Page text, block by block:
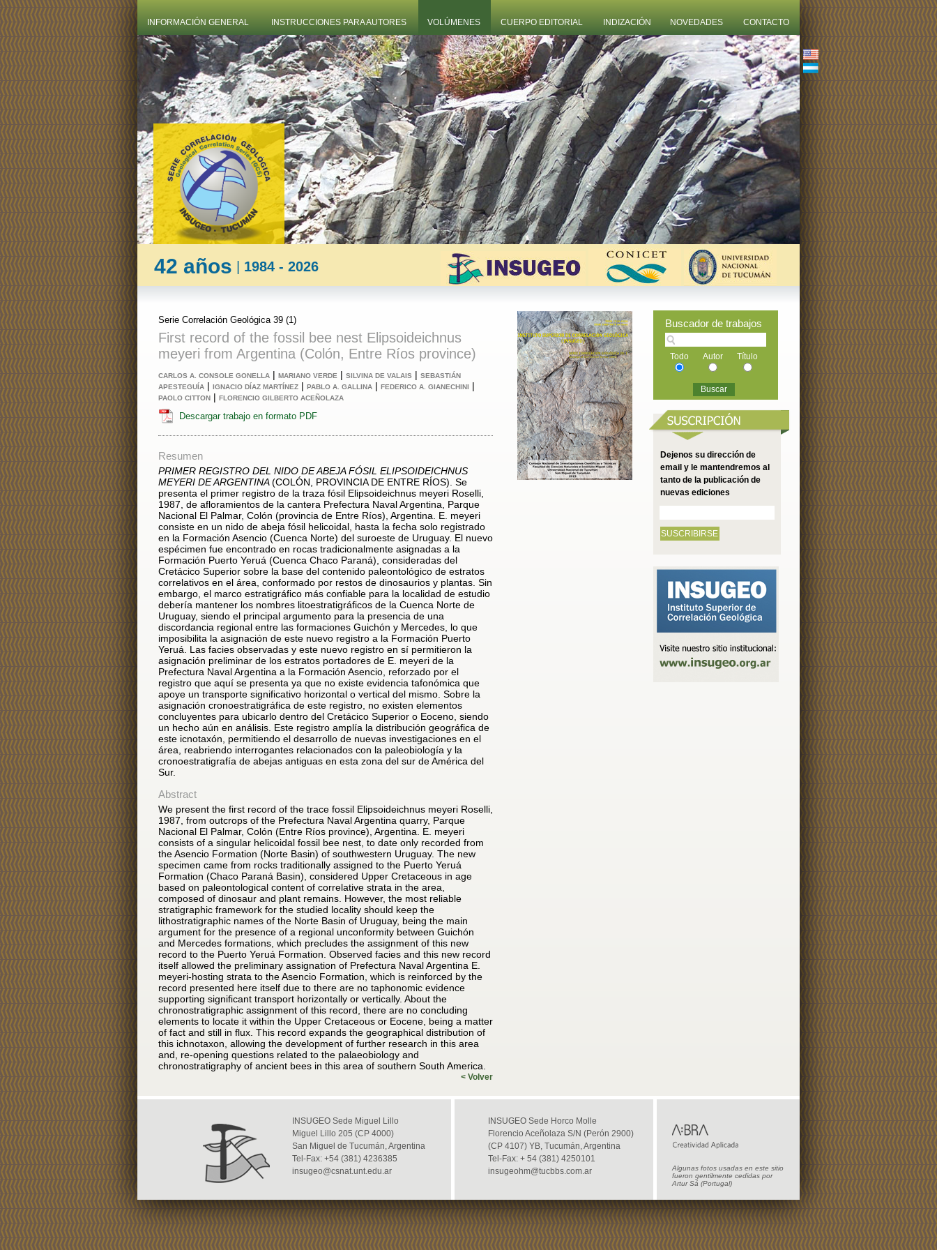
INFORMACIÓN GENERAL INSTRUCCIONES PARA AUTORES VOLÚMENES CUERPO EDITORIAL INDIZACIÓN NOVEDADES CONTACTO
42 años | 1984 - 2026
Serie Correlación Geológica 39 (1)
First record of the fossil bee nest Elipsoideichnus
meyeri from Argentina (Colón, Entre Ríos province)
CARLOS A. CONSOLE GONELLA | MARIANO VERDE | SILVINA DE VALAIS | SEBASTIÁN
APESTEGUÍA | IGNACIO DÍAZ MARTÍNEZ | PABLO A. GALLINA | FEDERICO A. GIANECHINI |
PAOLO CITTON | FLORENCIO GILBERTO ACEÑOLAZA
Descargar trabajo en formato PDF
Resumen
PRIMER REGISTRO DEL NIDO DE ABEJA FÓSIL ELIPSOIDEICHNUS
MEYERI DE ARGENTINA(COLÓN, PROVINCIA DE ENTRE RÍOS). Se
presenta el primer registro de la traza fósil Elipsoideichnus meyeri Roselli,
1987, de afloramientos de la cantera Prefectura Naval Argentina, Parque
Nacional El Palmar, Colón (provincia de Entre Ríos), Argentina. E. meyeri
consiste en un nido de abeja fósil helicoidal, hasta la fecha solo registrado
en la Formación Asencio (Cuenca Norte) del suroeste de Uruguay. El nuevo
espécimen fue encontrado en rocas tradicionalmente asignadas a la
Formación Puerto Yeruá (Cuenca Chaco Paraná), consideradas del
Cretácico Superior sobre la base del contenido paleontológico de estratos
correlativos en el área, conformado por restos de dinosaurios y plantas. Sin
embargo, el marco estratigráfico más confiable para la localidad de estudio
debería mantener los nombres litoestratigráficos de la Cuenca Norte de
Uruguay, siendo el principal argumento para la presencia de una
discordancia regional entre las formaciones Guichón y Mercedes, lo que
imposibilita la asignación de este nuevo registro a la Formación Puerto
Yeruá. Las facies observadas y este nuevo registro en sí permitieron la
asignación preliminar de los estratos portadores de E. meyeri de la
Prefectura Naval Argentina a la Formación Asencio, reforzado por el
registro que aquí se presenta ya que no existe evidencia tafonómica que
apoye un transporte significativo horizontal o vertical del mismo. Sobre la
asignación cronoestratigráfica de este registro, no existen elementos
concluyentes para ubicarlo dentro del Cretácico Superior o Eoceno, siendo
un hecho aún en análisis. Este registro amplía la distribución geográfica de
este icnotaxón, permitiendo el desarrollo de nuevas investigaciones en el
área, reabriendo interrogantes relacionados con la paleobiología y la
cronoestratigrafía de abejas antiguas en esta zona del sur de América del
Sur.
Abstract
We present the first record of the trace fossil Elipsoideichnus meyeri Roselli,
1987, from outcrops of the Prefectura Naval Argentina quarry, Parque
Nacional El Palmar, Colón (Entre Ríos province), Argentina. E. meyeri
consists of a singular helicoidal fossil bee nest, to date only recorded from
the Asencio Formation (Norte Basin) of southwestern Uruguay. The new
specimen came from rocks traditionally assigned to the Puerto Yeruá
Formation (Chaco Paraná Basin), considered Upper Cretaceous in age
based on paleontological content of correlative strata in the area,
composed of dinosaur and plant remains. However, the most reliable
stratigraphic framework for the studied locality should keep the
lithostratigraphic names of the Norte Basin of Uruguay, being the main
argument for the presence of a regional unconformity between Guichón
and Mercedes formations, which precludes the assignment of this new
record to the Puerto Yeruá Formation. Observed facies and this new record
itself allowed the preliminary assignation of Prefectura Naval Argentina E.
meyeri-hosting strata to the Asencio Formation, which is reinforced by the
record presented here itself due to there are no taphonomic evidence
supporting significant transport horizontally or vertically. About the
chronostratigraphic assignment of this record, there are no concluding
elements to locate it within the Upper Cretaceous or Eocene, being a matter
of fact and still in flux. This record expands the geographical distribution of
this ichnotaxon, allowing the development of further research in this area
and, re-opening questions related to the palaeobiology and
chronostratigraphy of ancient bees in this area of southern South America.
< Volver
Buscador de trabajos
Todo Autor Título
Dejenos su dirección de
email y le mantendremos al
tanto de la publicación de
nuevas ediciones
INSUGEO Sede Miguel Lillo
Miguel Lillo 205 (CP 4000)
San Miguel de Tucumán, Argentina
Tel-Fax: +54 (381) 4236385
insugeo@csnat.unt.edu.ar
INSUGEO Sede Horco Molle
Florencio Aceñolaza S/N (Perón 2900)
(CP 4107) YB, Tucumán, Argentina
Tel-Fax: + 54 (381) 4250101
insugeohm@tucbbs.com.ar
Algunas fotos usadas en este sitio
fueron gentilmente cedidas por
Artur Sá (Portugal)